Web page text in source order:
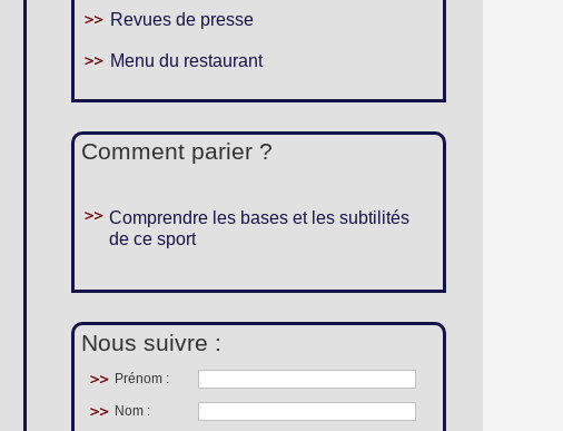
Revues de presse
Menu du restaurant
Comment parier ?
Comprendre les bases et les subtilités
de ce sport
Nous suivre :
Prénom :
Nom :